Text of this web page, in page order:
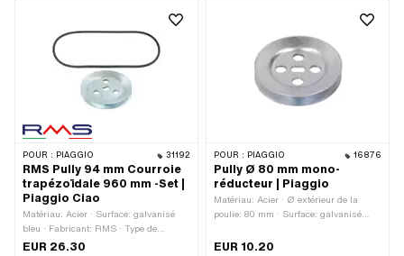
POUR : PIAGGIO 31192
RMS Pully 94 mm Courroie
trapézoïdale 960 mm -Set |
Piaggio Ciao
Matériau: Acier · Surface: galvanisé
bleu · Fabricant: RMS · Type de
transmission: Mono · Ø extérieur de la
EUR 26.30
POUR : PIAGGIO 16876
Pully Ø 80 mm mono-
réducteur | Piaggio
Matériau: Acier · Ø extérieur de la
poulie: 80 mm · Surface: galvanisé
EUR 10.20